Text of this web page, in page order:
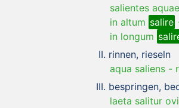
salientes aquae
in altum salire
in longum
rinnen, rieseln
aqua saliens -
bespringen,
laeta salitur